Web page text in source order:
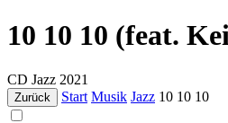
10 10 10 (feat.
CD Jazz 2021
Zurück Start Musik Jazz 10 10 10